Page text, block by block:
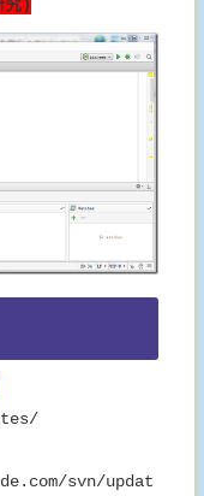
究)
svn/updat